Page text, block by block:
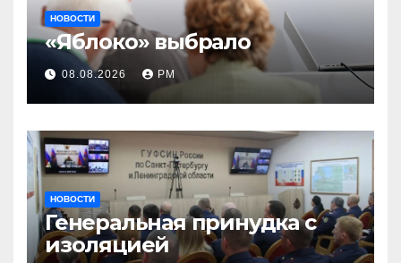
НОВОСТИ
«Яблоко» выбрало
08.08.2026 РМ
НОВОСТИ
Генеральная принудка с
изоляцией